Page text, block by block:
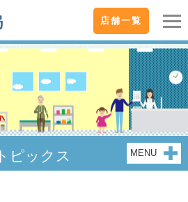
店舗一覧
ピックス MENU